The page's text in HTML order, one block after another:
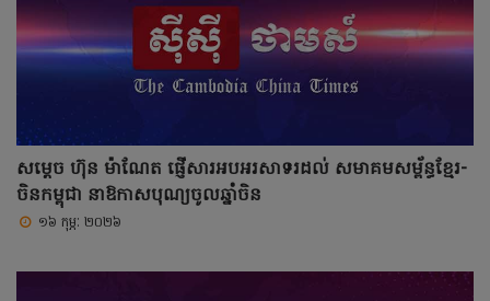
សម្តេច ហ៊ុន ម៉ាណែត ផ្ញើសារអបអរសាទរដល់ សមាគមសម្ព័ន្ធខ្មែរ-
ចិនកម្ពុជា នាឱកាសបុណ្យចូលឆ្នាំចិន
១៦ កុម្ភៈ ២០២៦